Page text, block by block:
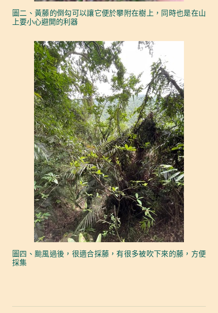
圖二、黃藤的倒勾可以讓它便於攀附在樹上，同時也是在山
上要小心避開的利器
圖四、颱風過後，很適合採藤，有很多被吹下來的藤，方便
採集